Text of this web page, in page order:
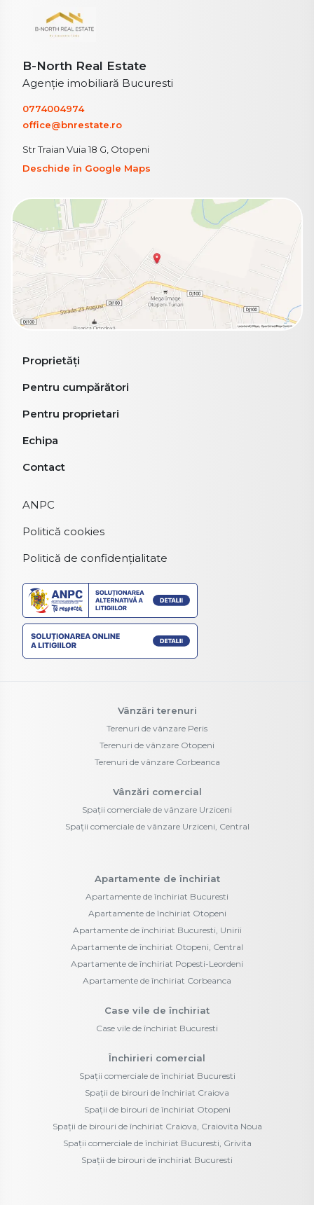
B-North Real Estate
Agenție imobiliară Bucuresti
0774004974
office@bnrestate.ro
Str Traian Vuia 18 G, Otopeni
Deschide în Google Maps
Proprietăți
Pentru cumpărători
Pentru proprietari
Echipa
Contact
ANPC
Politică cookies
Politică de confidențialitate
Vânzări terenuri
Terenuri de vânzare Peris
Terenuri de vânzare Otopeni
Terenuri de vânzare Corbeanca
Vânzări comercial
Spații comerciale de vânzare Urziceni
Spații comerciale de vânzare Urziceni, Central
Apartamente de închiriat
Apartamente de închiriat Bucuresti
Apartamente de închiriat Otopeni
Apartamente de închiriat Bucuresti, Unirii
Apartamente de închiriat Otopeni, Central
Apartamente de închiriat Popesti-Leordeni
Apartamente de închiriat Corbeanca
Case vile de închiriat
Case vile de închiriat Bucuresti
Închirieri comercial
Spații comerciale de închiriat Bucuresti
Spații de birouri de închiriat Craiova
Spații de birouri de închiriat Otopeni
Spații de birouri de închiriat Craiova, Craiovita Noua
Spații comerciale de închiriat Bucuresti, Grivita
Spații de birouri de închiriat Bucuresti